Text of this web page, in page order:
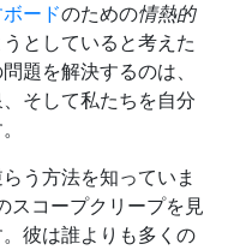
ードのための情熱的
としていると考えた
題を解決するのは、
そして私たちを自分
う方法を知っていま
スコープクリープを見
彼は誰よりも多くの